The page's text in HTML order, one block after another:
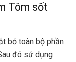
Tôm sốt
bỏ toàn bộ phần
đó sử dụng